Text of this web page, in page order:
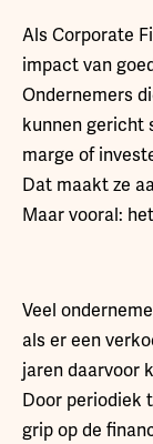
Als Corporate
impact van
Ondernemers
kunnen gericht
marge of
Dat maakt ze
Maar vooral:
Veel
als er een
jaren daarvoor
Door periodiek
grip op de